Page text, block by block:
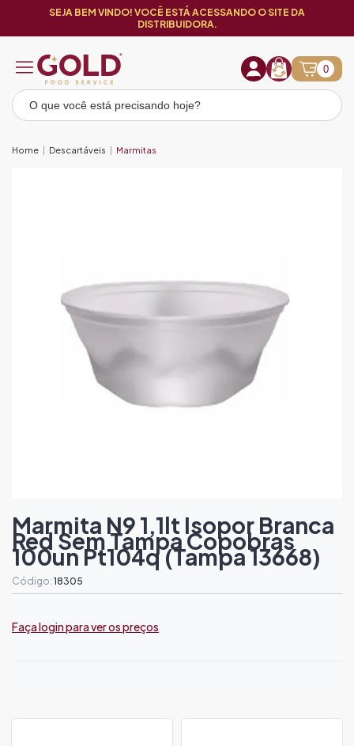
SEJA BEM VINDO! VOCÊ ESTÁ ACESSANDO O SITE DA
DISTRIBUIDORA.
0
Home Descartáveis Marmitas
Marmita N9 1,1lt Isopor Branca
Red Sem Tampa Copobras
100un Pt104q (tampa 13668)
Código: 18305
Faça login para ver os preços